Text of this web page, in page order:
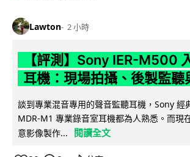
Lawton 2 小時
【評測】Sony IER-M500
耳機：現場拍攝、後製監聽
談到專業混音專用的聲音監聽耳機，Sony 經
MDR-M1 專業錄音室耳機都為人熟悉。而現
意影像製作...
閱讀全文